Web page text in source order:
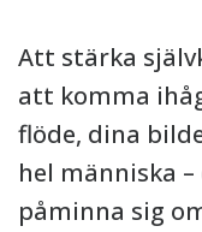
Att stärka
att komma
flöde, dina
hel människa
påminna sig